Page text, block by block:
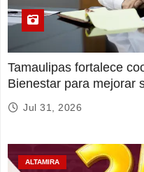
Tamaulipas fortalece
Bienestar para mejorar
Jul 31, 2026
ALTAMIRA